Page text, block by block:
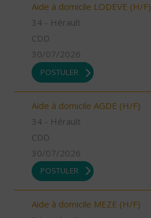
Aide à domicile LODEVE (H/F)
34 - Hérault
CDD
30/07/2026
POSTULER
Aide à domicile AGDE (H/F)
34 - Hérault
CDD
30/07/2026
POSTULER
Aide à domicile MEZE (H/F)